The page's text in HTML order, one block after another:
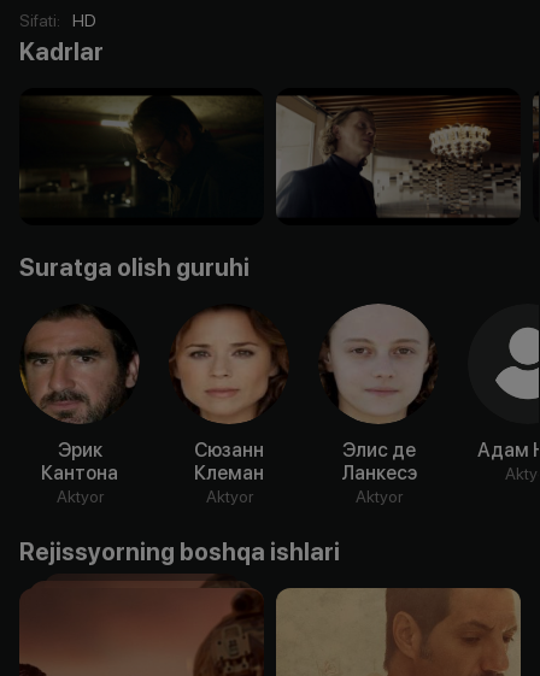
Sifati: HD
Kadrlar
Suratga olish guruhi
Эрик
Кантона
Aktyor
Сюзанн
Клеман
Aktyor
Элис де
Ланкесэ
Aktyor
Адам
Rejissyorning boshqa ishlari